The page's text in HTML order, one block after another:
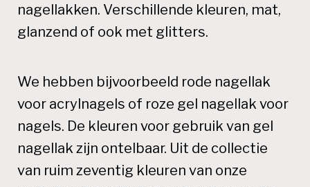
nagellakken. Verschillende kleuren, mat,
glanzend of ook met glitters.
We hebben bijvoorbeeld rode nagellak
voor acrylnagels of roze gel nagellak voor
nagels. De kleuren voor gebruik van gel
nagellak zijn ontelbaar. Uit de collectie
van ruim zeventig kleuren van onze